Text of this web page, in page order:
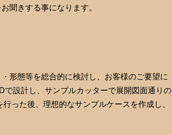
聞きする事になります。
形態等を総合的に検討し、お客様のご要望に
設計し、サンプルカッターで展開図面通りの
った後、理想的なサンプルケースを作成し、